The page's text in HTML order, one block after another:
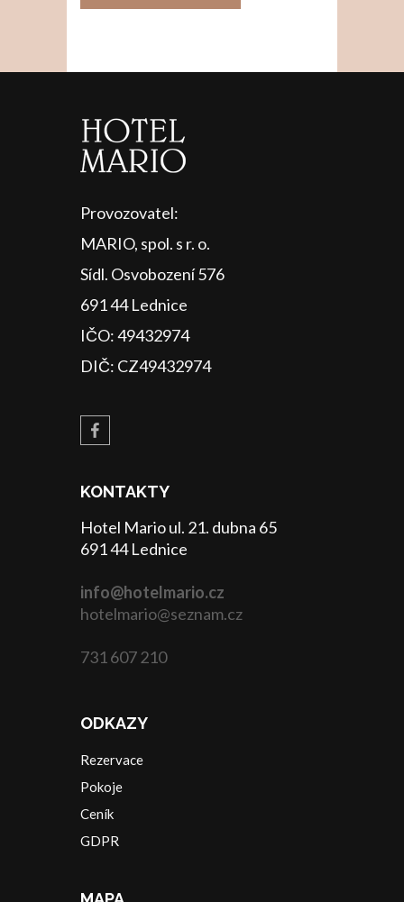
Provozovatel:
MARIO, spol. s r. o.
Sídl. Osvobození 576
691 44 Lednice
IČO: 49432974
DIČ: CZ49432974
KONTAKTY
Hotel Mario ul. 21. dubna 65
691 44 Lednice
info@hotelmario.cz
hotelmario@seznam.cz
731 607 210
ODKAZY
Rezervace
Pokoje
Ceník
GDPR